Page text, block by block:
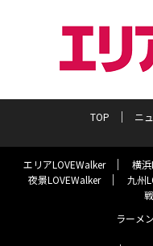
TOP ニ
エリアLOVEWalker 横浜
夜景LOVEWalker
九州
ラーメ